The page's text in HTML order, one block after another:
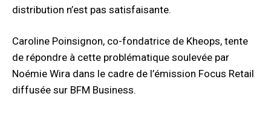
distribution n’est pas satisfaisante.
Caroline Poinsignon, co-fondatrice de Kheops, tente
de répondre à cette problématique soulevée par
Noémie Wira dans le cadre de l’émission Focus Retail
diffusée sur BFM Business.